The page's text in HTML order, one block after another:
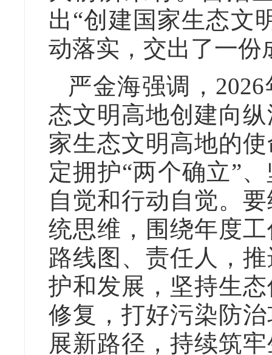
出“创建国家生态文
动落实，交出了一份
严金海强调，
态文明高地创建向
家生态文明高地的
定拥护“两个确立”
自觉和行动自觉。
统思维，围绕年度
路线图、责任人，
护和发展，坚持生
修复，打好污染防
展新路径，持续筑